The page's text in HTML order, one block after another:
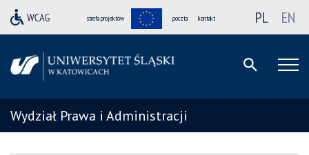
strefa projektów poczta kontakt PL EN
Wydział Prawa i Administracji